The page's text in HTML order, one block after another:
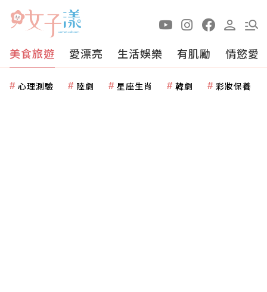
美食旅遊 愛漂亮 生活娛樂 有肌勵 情慾愛
心理測驗 陸劇 星座生肖 韓劇 彩妝保養